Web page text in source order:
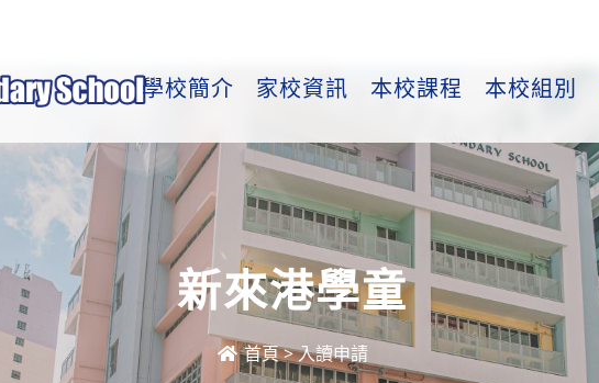
學校簡介
家校資訊 本校課程 本校組別
新來港學童
首頁>入讀申請